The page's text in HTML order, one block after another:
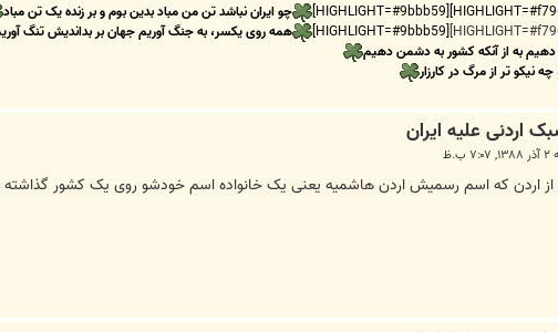
چو ایران نباشد تن من مباد بدین بوم و بر زنده یک تن مباد
[HIGHLIGHT=#9bbb59]
همه روی یکسر، به جنگ آوریم جهان بر بداندیش تنگ
به از آنکه کشور به دشمن دهیم
نیکو تر از مرگ در کارزار
اردن که اسم رسمیش اردن هاشمیه یعنی یک خانواده اسم خودشو روی یک کشور گذاشته